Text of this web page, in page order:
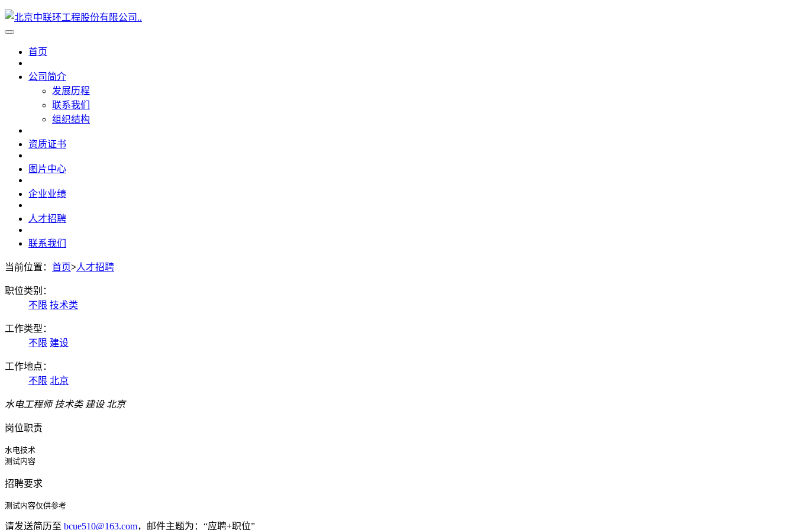
首页
公司简介
发展历程
联系我们
组织结构
资质证书
图片中心
企业业绩
人才招聘
联系我们
当前位置： 首页>人才招聘
职位类别：
不限 技术类
工作类型：
不限 建设
工作地点：
不限 北京
水电工程师 技术类 建设 北京
岗位职责
水电技术
测试内容
招聘要求
测试内容仅供参考
请发送简历至 bcue510@163.com，邮件主题为：“应聘+职位”